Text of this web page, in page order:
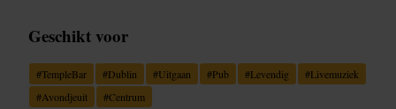
Geschikt voor
#TempleBar #Dublin #Uitgaan #Pub #Levendig #Livemuziek
#Avondjeuit #Centrum